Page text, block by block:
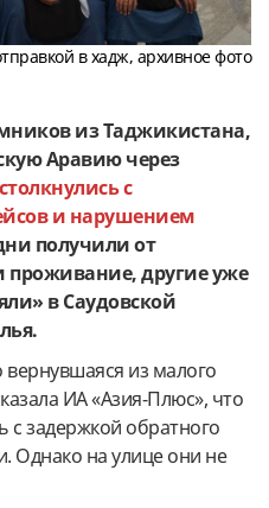
в хадж, архивное фото
из Таджикистана,
Аравию через
столкнулись с
и нарушением
получили от
проживание, другие уже
в Саудовской
из малого
ИА «Азия-Плюс», что
с задержкой обратного
Однако на улице они не